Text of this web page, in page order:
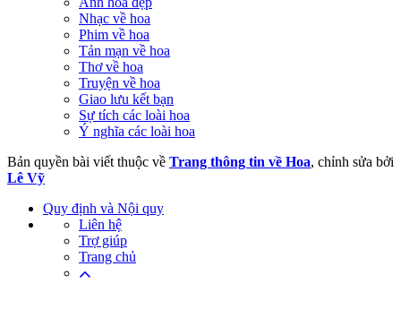
Nhạc về hoa
Phim về hoa
Tản mạn về hoa
Thơ về hoa
Truyện về hoa
Giao lưu kết bạn
Sự tích các loài hoa
Ý nghĩa các loài hoa
Bản quyền bài viết thuộc về Trang thông tin về Hoa, chỉnh sửa bởi
Lê Vỹ
Quy định và Nội quy
Liên hệ
Trợ giúp
Trang chủ